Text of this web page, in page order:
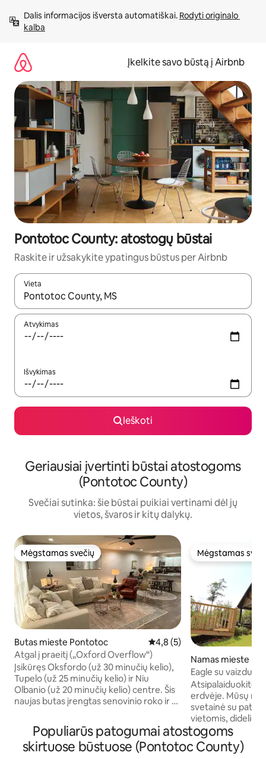
prie
turinio
Dalis informacijos išversta automatiškai. Rodyti originalo
kalba
Įkelkite savo būstą į Airbnb
Pontotoc County: atostogų būstai
Raskite ir užsakykite ypatingus būstus per Airbnb
Vieta
Kai pasirodys paieškos rezultatai, juos naršyti galite
Atvykimas
Išvykimas
Ieškoti
Geriausiai įvertinti būstai atostogoms
(Pontotoc County)
Svečiai sutinka: šie būstai puikiai vertinami dėl jų
vietos, švaros ir kitų dalykų.
Mėgstamas svečių
Mėgstamas svečių
Butas mieste Pontotoc Vidutinis įvertinimas: 4,8 iš
4,8 (5)
Atgal į praeitį („Oxford Overflow“)
Įsikūręs Oksfordo (už 30 minučių kelio),
Tupelo (už 25 minučių kelio) ir Niu
Olbanio (už 20 minučių kelio) centre. Šis
naujas butas įrengtas senovinio roko ir 8-
sukuria jaukią namų atmosferą. Jis yra
labai ramioje vietoje, prie neasfaltuoto
kelio, apsuptas banguojančių kalvų.
Mėgstamas
Mėgstamas
Namas mieste
Eagle su vaizdu į
Atsipalaiduokite
erdvėje. Mūsų name prie ežero yra graži
svetainė su
vietomis, didelio
šviesolaidinis internetas 2
dvigulė lova ir 1
miegamuosiuose
Populiarūs patogumai atostogoms
skirtuose būstuose (Pontotoc County)